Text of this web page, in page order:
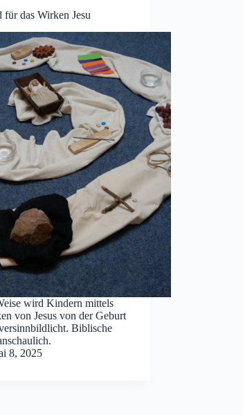
das Wirken Jesu
wird Kindern mittels
von Jesus von der Geburt
Biblische
8, 2025